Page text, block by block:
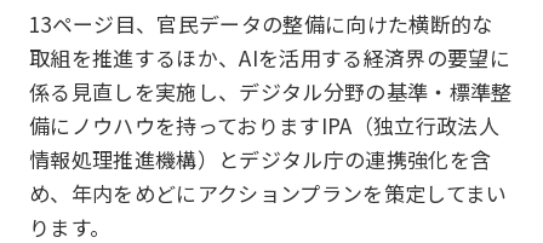
13ページ目、官民データの整備に向けた横断的な
取組を推進するほか、AIを活用する経済界の要望に
係る見直しを実施し、デジタル分野の基準・標準整
備にノウハウを持っておりますIPA（独立行政法人
情報処理推進機構）とデジタル庁の連携強化を含
め、年内をめどにアクションプランを策定してまい
ります。